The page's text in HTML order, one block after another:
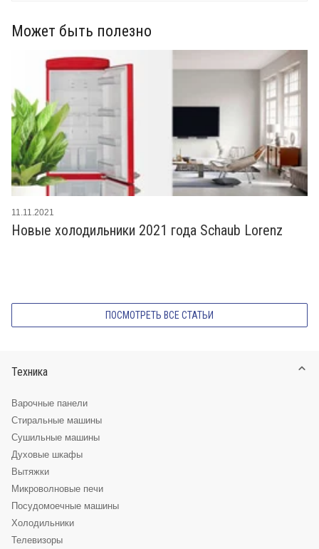
Может быть полезно
ПОСМОТРЕТЬ ВСЕ СТАТЬИ
Новые холодильники 2021 года Schaub Lorenz
11.11.2021
Техника
Варочные панели
Стиральные машины
Сушильные машины
Духовые шкафы
Вытяжки
Микроволновые печи
Посудомоечные машины
Холодильники
Телевизоры